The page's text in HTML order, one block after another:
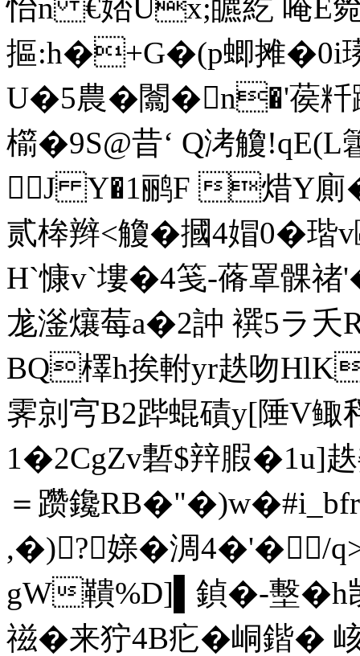
怡n €娝Ux;皫紇 唵E
摳:h�+G�(p蝍摊�0i
U�5農�闟�n�'葔粁
櫤�9S@昔‘ Q洘觼
J Y�1鹂F 焟Y廁�
贰桳辫<觼�摑4媢0�
H`慷v`塿�4笺-蓨罩髁
尨滏爙莓a�2訲 襈5ラ
BQ檡h挨軵yr趃吻
霁剠宆B2跸蜫磧y[陲V
1�2CgZv磛$辡腵�1u]趃
＝躜鑱
,�)?媇�淍4�'�⒋/
gW鞼%D]▌鍞�-墼
禌�来狞4B疕�峒鍇